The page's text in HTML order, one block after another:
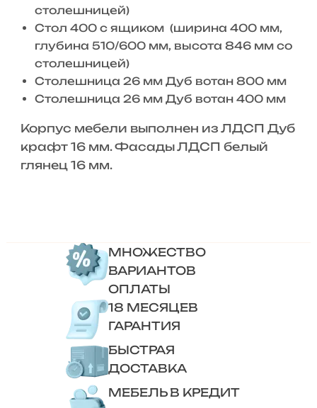
столешницей)
Стол 400 с ящиком (ширина 400 мм,
глубина 510/600 мм, высота 846 мм со
столешницей)
Столешница 26 мм Дуб вотан 800 мм
Столешница 26 мм Дуб вотан 400 мм
Корпус мебели выполнен из ЛДСП Дуб
крафт 16 мм. Фасады ЛДСП белый
глянец 16 мм.
МНОЖЕСТВО
ВАРИАНТОВ
ОПЛАТЫ
18 МЕСЯЦЕВ
ГАРАНТИЯ
БЫСТРАЯ
ДОСТАВКА
МЕБЕЛЬ В КРЕДИТ